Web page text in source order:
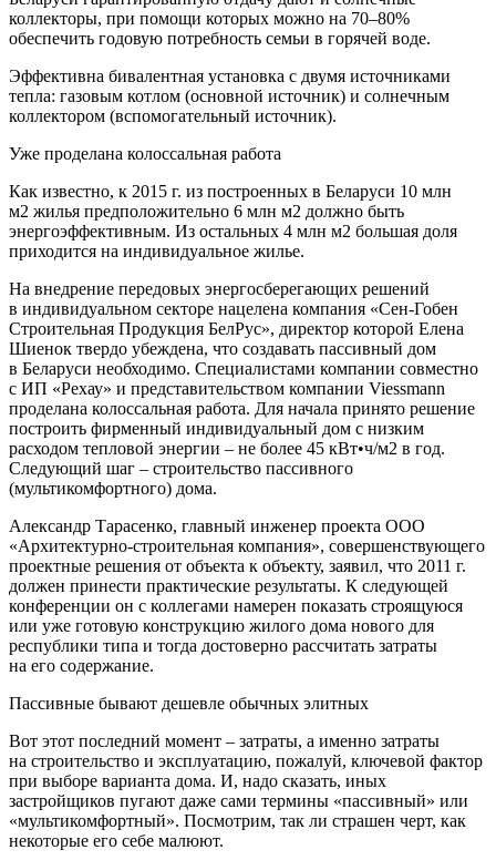
коллекторы, при помощи которых можно на 70–80%
обеспечить годовую потребность семьи в горячей воде.
Эффективна бивалентная установка с двумя источниками
тепла: газовым котлом (основной источник) и солнечным
коллектором (вспомогательный источник).
Уже проделана колоссальная работа
Как известно, к 2015 г. из построенных в Беларуси 10 млн
м2 жилья предположительно 6 млн м2 должно быть
энергоэффективным. Из остальных 4 млн м2 большая доля
приходится на индивидуальное жилье.
На внедрение передовых энергосберегающих решений
в индивидуальном секторе нацелена компания «Сен-Гобен
Строительная Продукция БелРус», директор которой Елена
Шиенок твердо убеждена, что создавать пассивный дом
в Беларуси необходимо. Специалистами компании совместно
с ИП «Рехау» и представительством компании Viessmann
проделана колоссальная работа. Для начала принято решение
построить фирменный индивидуальный дом с низким
расходом тепловой энергии – не более 45 кВт•ч/м2 в год.
Следующий шаг – строительство пассивного
(мультикомфортного) дома.
Александр Тарасенко, главный инженер проекта ООО
«Архитектурно-строительная компания», совершенствующего
проектные решения от объекта к объекту, заявил, что 2011 г.
должен принести практические результаты. К следующей
конференции он с коллегами намерен показать строящуюся
или уже готовую конструкцию жилого дома нового для
республики типа и тогда достоверно рассчитать затраты
на его содержание.
Пассивные бывают дешевле обычных элитных
Вот этот последний момент – затраты, а именно затраты
на строительство и эксплуатацию, пожалуй, ключевой фактор
при выборе варианта дома. И, надо сказать, иных
застройщиков пугают даже сами термины «пассивный» или
«мультикомфортный». Посмотрим, так ли страшен черт, как
некоторые его себе малюют.